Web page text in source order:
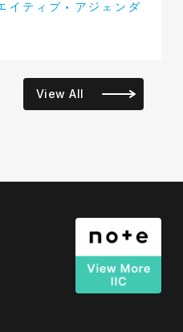
ティブ・アジェンダ
View All